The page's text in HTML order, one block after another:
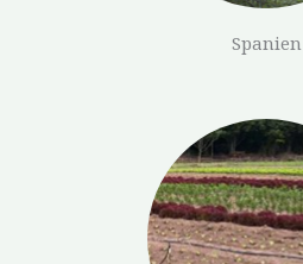
Spanien